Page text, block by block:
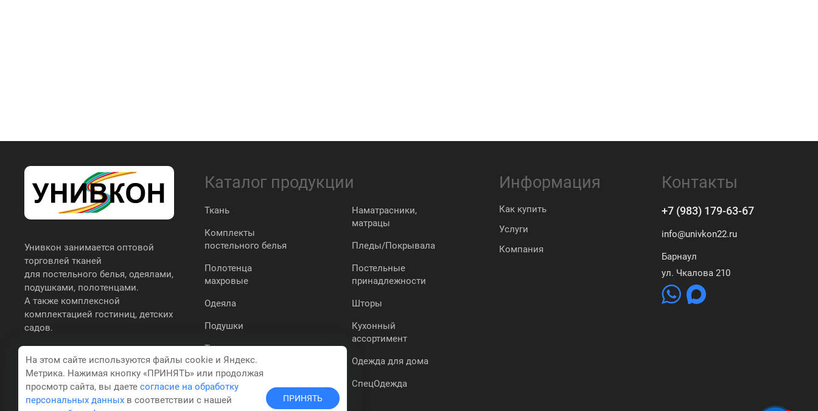
Унивкон занимается оптовой
торговлей тканей
для постельного белья, одеялами,
подушками, полотенцами.
А также комплексной
комплектацией гостиниц, детских
садов.
Каталог продукции
Ткань
Комплекты
постельного белья
Полотенца
махровые
Одеяла
Подушки
Трикотаж
простыни,
наволочки,
пододеяльники
Наматрасники,
матрацы
Пледы/Покрывала
Постельные
принадлежности
Шторы
Кухонный
ассортимент
Одежда для дома
СпецОдежда
Информация
Как купить
Услуги
Компания
Контакты
+7 (983) 179-63-67
info@univkon22.ru
Барнаул
ул. Чкалова 210
На этом сайте используются файлы cookie и Яндекс.
Метрика. Нажимая кнопку «ПРИНЯТЬ» или продолжая
просмотр сайта, вы даете согласие на обработку
персональных данных в соответствии с нашей
ПРИНЯТЬ